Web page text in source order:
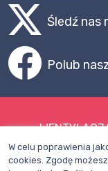
Śledź nas
Polub
Mapa
W celu poprawienia
cookies. Zgodę